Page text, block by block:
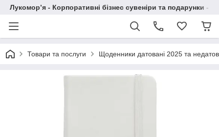
Лукомор’я - Корпоративні бізнес сувеніри та подарунки -
Товари та послуги Щоденники датовані 2025 та